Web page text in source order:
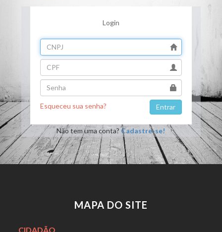
Login
Esqueceu sua senha?
Não tem uma conta? Cadastre-se!
MAPA DO SITE
CIDADÃO